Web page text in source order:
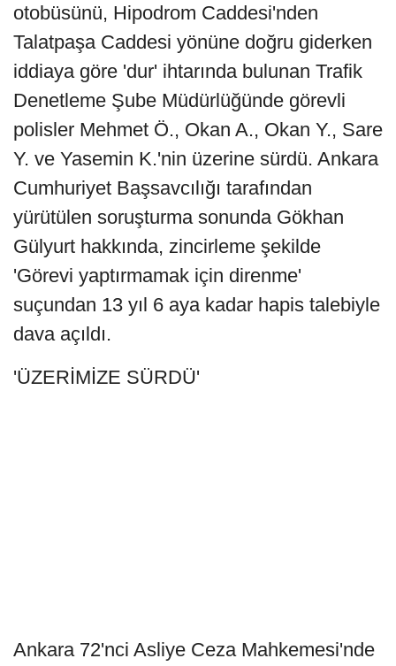
otobüsünü, Hipodrom Caddesi'nden
Talatpaşa Caddesi yönüne doğru giderken
iddiaya göre 'dur' ihtarında bulunan Trafik
Denetleme Şube Müdürlüğünde görevli
polisler Mehmet Ö., Okan A., Okan Y., Sare
Y. ve Yasemin K.'nin üzerine sürdü. Ankara
Cumhuriyet Başsavcılığı tarafından
yürütülen soruşturma sonunda Gökhan
Gülyurt hakkında, zincirleme şekilde
'Görevi yaptırmamak için direnme'
suçundan 13 yıl 6 aya kadar hapis talebiyle
dava açıldı.
'ÜZERİMİZE SÜRDÜ'
Ankara 72'nci Asliye Ceza Mahkemesi'nde